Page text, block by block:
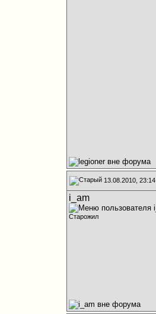
13.08.2010, 23:14
i_am
Старожил